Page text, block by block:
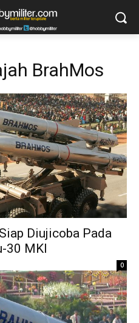
BrahMos
Diujicoba Pada
30 MKI
0